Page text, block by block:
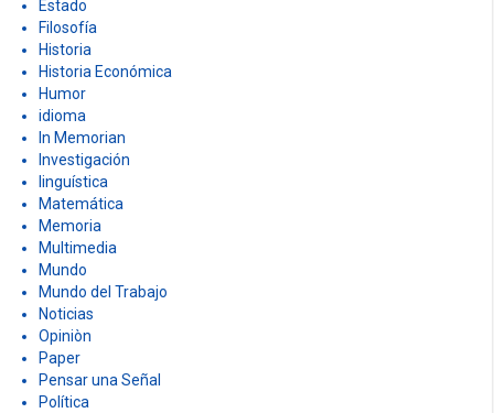
Estado
Filosofía
Historia
Historia Económica
Humor
idioma
In Memorian
Investigación
linguística
Matemática
Memoria
Multimedia
Mundo
Mundo del Trabajo
Noticias
Opiniòn
Paper
Pensar una Señal
Política